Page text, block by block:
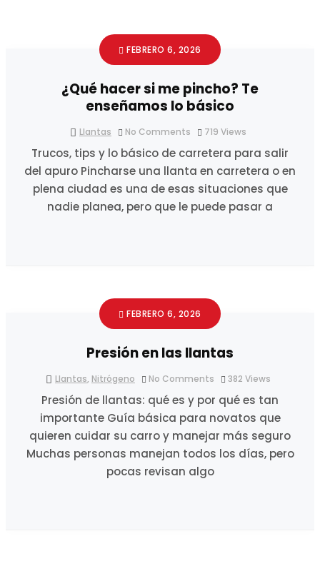
FEBRERO 6, 2026
¿Qué hacer si me pincho? Te
enseñamos lo básico
Llantas No Comments 719 Views
Trucos, tips y lo básico de carretera para salir
del apuro Pincharse una llanta en carretera o en
plena ciudad es una de esas situaciones que
nadie planea, pero que le puede pasar a
FEBRERO 6, 2026
Presión en las llantas
Llantas, Nitrógeno No Comments 382 Views
Presión de llantas: qué es y por qué es tan
importante Guía básica para novatos que
quieren cuidar su carro y manejar más seguro
Muchas personas manejan todos los días, pero
pocas revisan algo